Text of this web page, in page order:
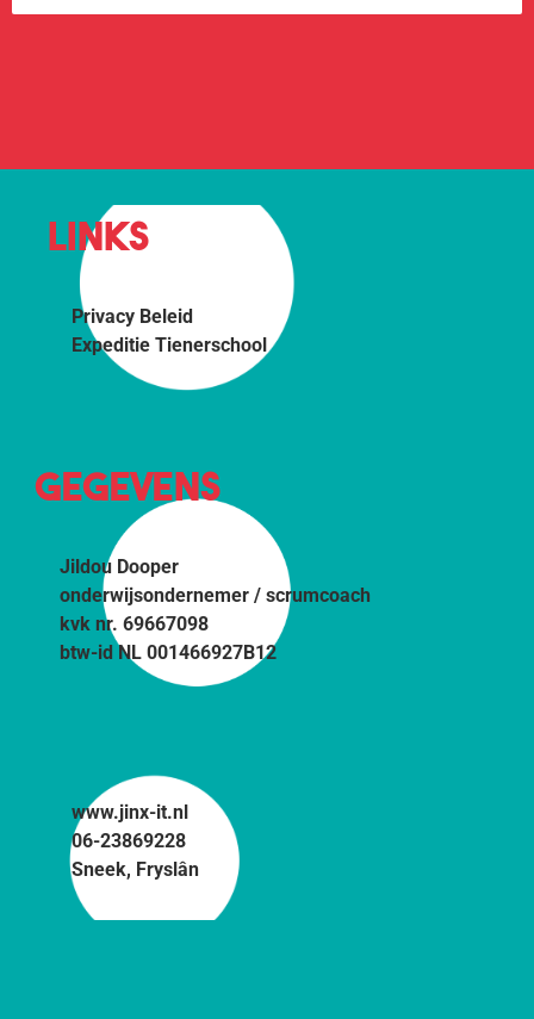
LINKS
Privacy Beleid
Expeditie Tienerschool
GEGEVENS
Jildou Dooper
onderwijsondernemer / scrumcoach
kvk nr. 69667098
btw-id NL 001466927B12
www.jinx-it.nl
06-23869228
Sneek, Fryslân